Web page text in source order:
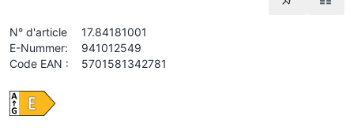
N° d'article
17.84181001
E-Nummer:
941012549
Code EAN :
5701581342781